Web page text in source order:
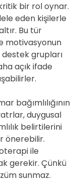
bir rol oynar.
eden kişilerle
Bu tür
motivasyonun
destek grupları
açık ifade
bağımlılığının
duygusal
belirtilerini
önerebilir.
ile
gerekir. Çünkü
sunmaz.